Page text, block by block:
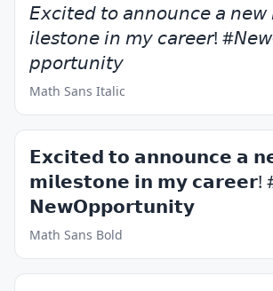
𝘌𝘹𝘤𝘪𝘵𝘦𝘥 𝘵𝘰 𝘢𝘯𝘯𝘰𝘶𝘯𝘤𝘦 𝘢
𝘪𝘭𝘦𝘴𝘵𝘰𝘯𝘦 𝘪𝘯 𝘮𝘺 𝘤𝘢𝘳𝘦𝘦𝘳!
𝘱𝘱𝘰𝘳𝘵𝘶𝘯𝘪𝘵𝘺
Math Sans Italic
𝗘𝘅𝗰𝗶𝘁𝗲𝗱 𝘁𝗼 𝗮𝗻𝗻𝗼𝘂𝗻𝗰𝗲 𝗮
𝗺𝗶𝗹𝗲𝘀𝘁𝗼𝗻𝗲 𝗶𝗻 𝗺𝘆 𝗰𝗮𝗿𝗲𝗲𝗿!
𝗡𝗲𝘄𝗢𝗽𝗽𝗼𝗿𝘁𝘂𝗻𝗶𝘁𝘆
Math Sans Bold